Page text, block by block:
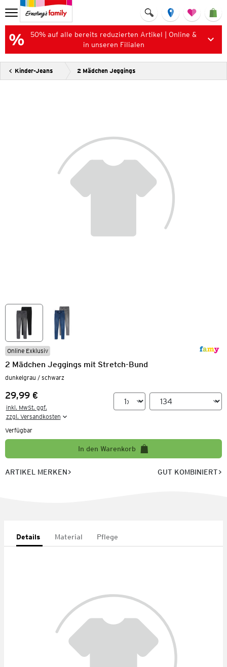
50% auf alle bereits reduzierten Artikel | Online &
in unseren Filialen
Kinder-Jeans 2 Mädchen Jeggings
Online Exklusiv
2 Mädchen Jeggings mit Stretch-Bund
dunkelgrau / schwarz
Preis:
29,99 €
inkl. MwSt. ggf.
zzgl. Versandkosten
Verfügbar
In den Warenkorb
ARTIKEL MERKEN GUT KOMBINIERT
Details Material Pflege